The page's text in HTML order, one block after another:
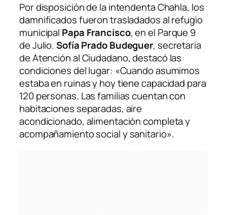
Por disposición de la intendenta Chahla, los
damnificados fueron trasladados al refugio
municipal Papa Francisco, en el Parque 9
de Julio.Sofía Prado Budeguer, secretaria
de Atención al Ciudadano, destacó las
condiciones del lugar: «Cuando asumimos
estaba en ruinas y hoy tiene capacidad para
120 personas. Las familias cuentan con
habitaciones separadas, aire
acondicionado, alimentación completa y
acompañamiento social y sanitario».